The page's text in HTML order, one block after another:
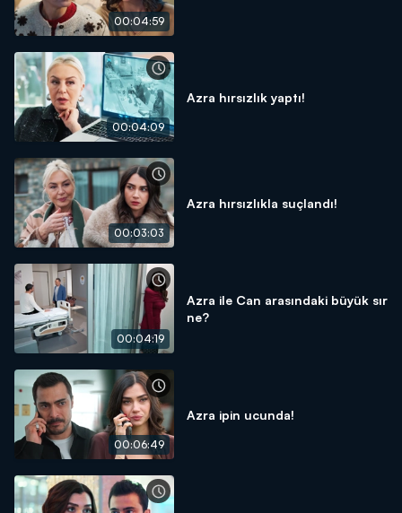
00:04:59
00:04:09
Azra hırsızlık yaptı!
00:03:03
Azra hırsızlıkla suçlandı!
00:04:19
Azra ile Can arasındaki büyük sır
ne?
00:06:49
Azra ipin ucunda!